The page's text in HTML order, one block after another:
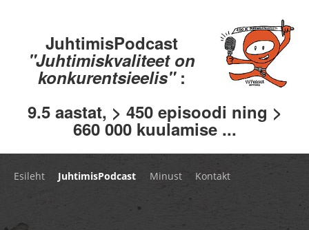
JuhtimisPodcast
"Juhtimiskvaliteet on
konkurentsieelis" :
9.5 aastat, > 450 episoodi ning >
660 000 kuulamise ...
Esileht JuhtimisPodcast Minust Kontakt